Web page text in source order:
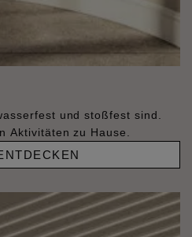
und stoßfest sind.
Aktivitäten zu Hause.